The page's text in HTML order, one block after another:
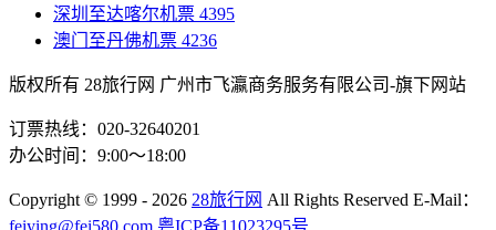
深圳至达喀尔机票 4395
澳门至丹佛机票 4236
版权所有 28旅行网 广州市飞瀛商务服务有限公司-旗下网站
订票热线：020-32640201
办公时间：9:00～18:00
Copyright © 1999 - 2026 28旅行网 All Rights Reserved E-Mail：